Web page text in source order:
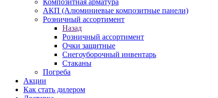
Композитная арматура
АКП (Алюминиевые композитные панели)
Розничный ассортимент
Назад
Розничный ассортимент
Очки защитные
Снегоуборочный инвентарь
Стаканы
Погреба
Акции
Как стать дилером